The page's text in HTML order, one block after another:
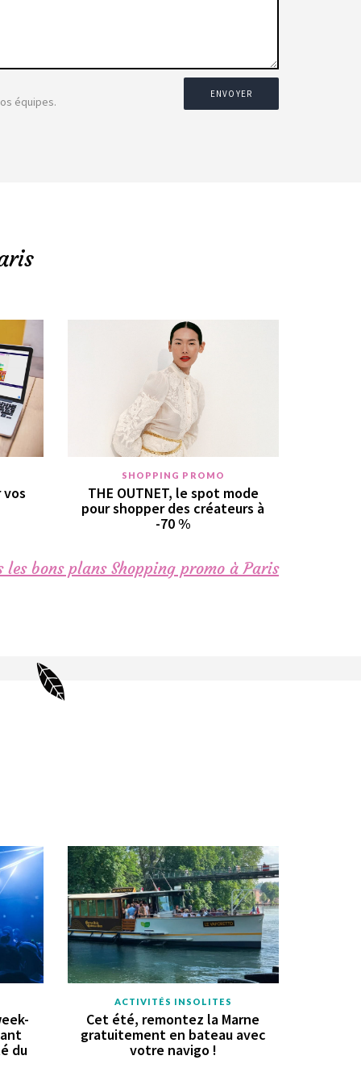
équipes.
ENVOYER
vos
SHOPPING PROMO
THE OUTNET, le spot mode
pour shopper des créateurs à
-70 %
les bons plans Shopping promo à Paris
du
ACTIVITÉS INSOLITES
Cet été, remontez la Marne
gratuitement en bateau avec
votre navigo !